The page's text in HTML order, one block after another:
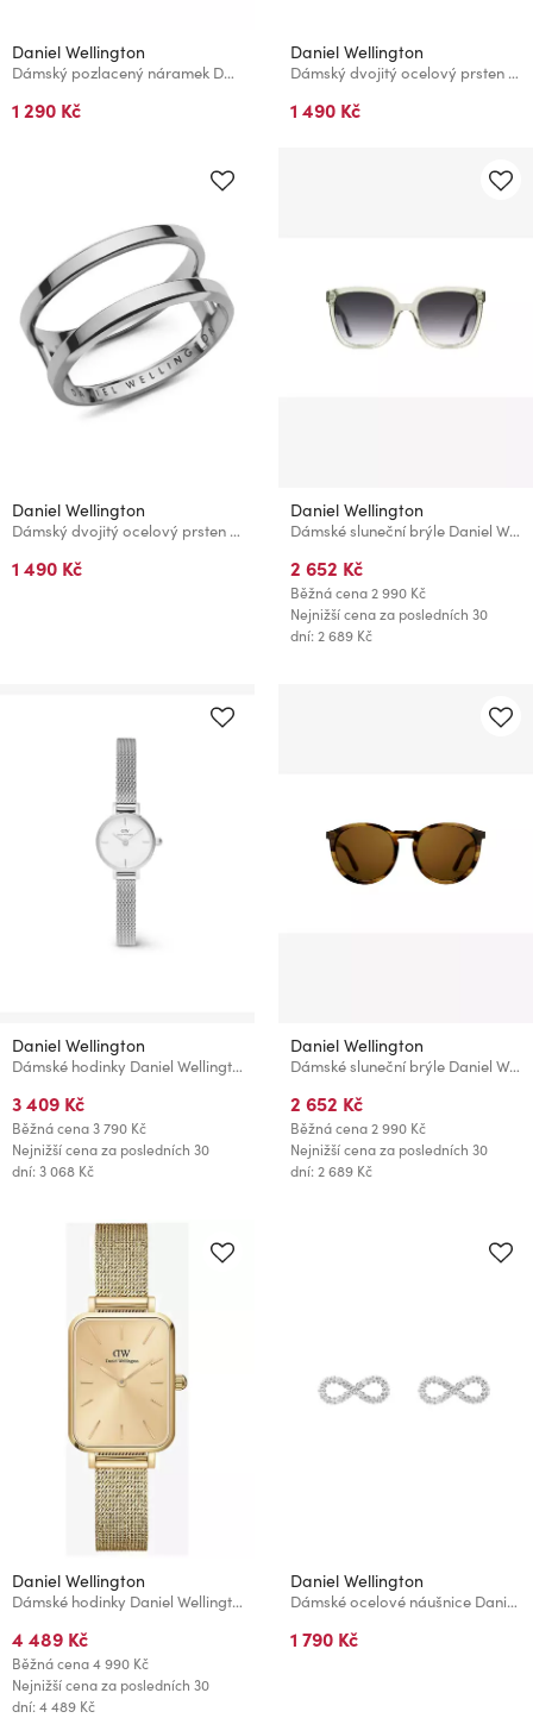
Daniel Wellington
Dámský pozlacený náramek Daniel Wellington Mirelle Solitaire DW00401961
1 290 Kč
Daniel Wellington
Dámský dvojitý ocelový prsten Daniel Wellington Elan DW00400117
1 490 Kč
Daniel Wellington
Dámský dvojitý ocelový prsten Daniel Wellington Elan DW00400125
1 490 Kč
Daniel Wellington
Dámské sluneční brýle Daniel Wellington DW01100039
2 652 Kč
Běžná cena2 990 Kč
Nejnižší cena za posledních 30
dní: 2 689 Kč
Daniel Wellington
Dámské hodinky Daniel Wellington Petite Mini 19
3 409 Kč
Běžná cena3 790 Kč
Nejnižší cena za posledních 30
dní: 3 068 Kč
Daniel Wellington
Dámské sluneční brýle Daniel Wellington DW00900032
2 652 Kč
Běžná cena2 990 Kč
Nejnižší cena za posledních 30
dní: 2 689 Kč
Daniel Wellington
Dámské hodinky Daniel Wellington Quadro
4 489 Kč
Běžná cena4 990 Kč
Nejnižší cena za posledních 30
dní: 4 489 Kč
Daniel Wellington
Dámské ocelové náušnice Daniel Wellington Mirelle Infinity DW00401616
1 790 Kč